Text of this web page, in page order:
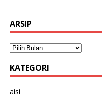
ARSIP
KATEGORI
aisi